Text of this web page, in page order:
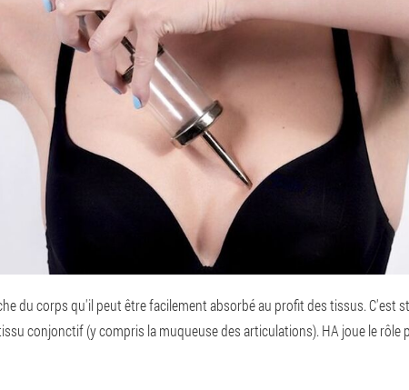
du corps qu'il peut être facilement absorbé au profit des tissus. C'est
conjonctif (y compris la muqueuse des articulations). HA joue le